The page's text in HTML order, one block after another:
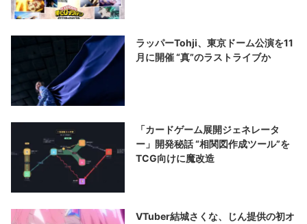
ラッパーTohji、東京ドーム公演を11
月に開催 “真”のラストライブか
「カードゲーム展開ジェネレータ
ー」開発秘話 “相関図作成ツール”を
TCG向けに魔改造
VTuber結城さくな、じん提供の初オ